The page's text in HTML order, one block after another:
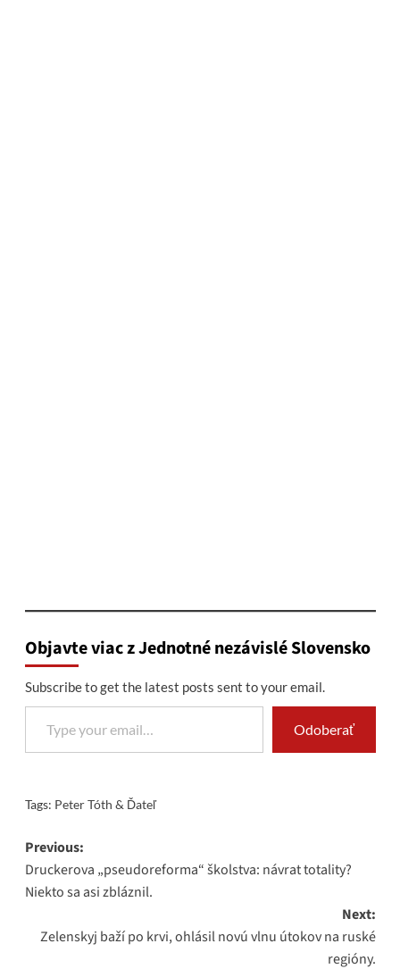
Objavte viac z Jednotné nezávislé Slovensko
Subscribe to get the latest posts sent to your email.
Type your email…
Odoberať
Tags: Peter Tóth & Ďateľ
Post
navigation
Previous:
Druckerova „pseudoreforma“ školstva: návrat totality?
Niekto sa asi zbláznil.
Next:
Zelenskyj baží po krvi, ohlásil novú vlnu útokov na ruské
regióny.